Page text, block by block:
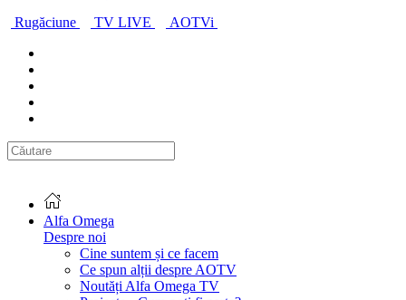
Rugăciune
TV LIVE AOTVi
Alfa Omega
Despre noi
Cine suntem și ce facem
Ce spun alții despre AOTV
Noutăți Alfa Omega TV